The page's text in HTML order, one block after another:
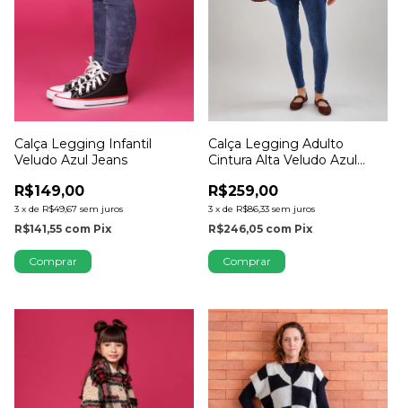
Calça Legging Infantil
Veludo Azul Jeans
R$149,00
3 x de R$49,67 sem juros
R$141,55 com Pix
Comprar
Calça Legging Adulto
Cintura Alta Veludo Azul
R$259,00
3 x de R$86,33 sem juros
R$246,05 com Pix
Comprar